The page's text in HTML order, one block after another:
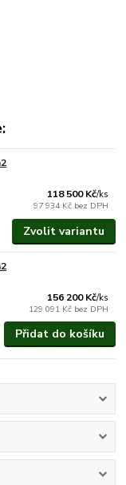
118 500 Kč/ks
97 934 Kč bez DPH
Zvolit variantu
156 200 Kč/ks
129 091 Kč bez DPH
Přidat do košíku